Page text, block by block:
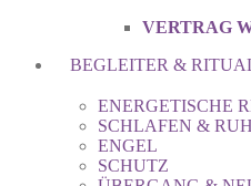
VERTRAG
BEGLEITER &
ENERGETISCHE
SCHLAFEN &
ENGEL
SCHUTZ